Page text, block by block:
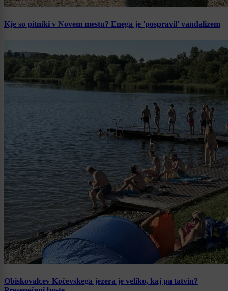
Kje so pitniki v Novem mestu? Enega je 'pospravil' vandalizem
Obiskovalcev Kočevskega jezera je veliko, kaj pa tatvin?